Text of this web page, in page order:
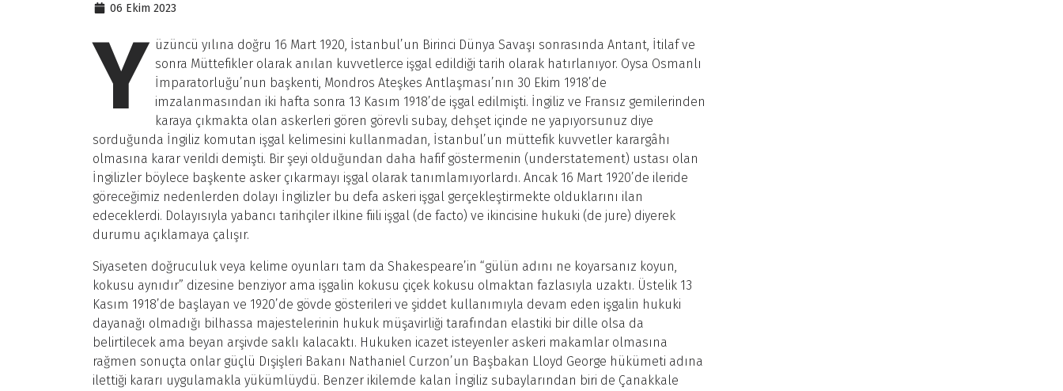
06 Ekim 2023
Y üzüncü yılına doğru 16 Mart 1920, İstanbul’un Birinci Dünya Savaşı sonrasında Antant, İtilaf ve
sonra Müttefikler olarak anılan kuvvetlerce işgal edildiği tarih olarak hatırlanıyor. Oysa Osmanlı
İmparatorluğu’nun başkenti, Mondros Ateşkes Antlaşması’nın 30 Ekim 1918’de
imzalanmasından iki hafta sonra 13 Kasım 1918’de işgal edilmişti. İngiliz ve Fransız gemilerinden
karaya çıkmakta olan askerleri gören görevli subay, dehşet içinde ne yapıyorsunuz diye
sorduğunda İngiliz komutan işgal kelimesini kullanmadan, İstanbul’un müttefik kuvvetler karargâhı
olmasına karar verildi demişti. Bir şeyi olduğundan daha hafif göstermenin (understatement) ustası olan
İngilizler böylece başkente asker çıkarmayı işgal olarak tanımlamıyorlardı. Ancak 16 Mart 1920’de ileride
göreceğimiz nedenlerden dolayı İngilizler bu defa askeri işgal gerçekleştirmekte olduklarını ilan
edeceklerdi. Dolayısıyla yabancı tarihçiler ilkine fiili işgal (de facto) ve ikincisine hukuki (de jure) diyerek
durumu açıklamaya çalışır.
Siyaseten doğruculuk veya kelime oyunları tam da Shakespeare’in “gülün adını ne koyarsanız koyun,
kokusu aynıdır” dizesine benziyor ama işgalin kokusu çiçek kokusu olmaktan fazlasıyla uzaktı. Üstelik 13
Kasım 1918’de başlayan ve 1920’de gövde gösterileri ve şiddet kullanımıyla devam eden işgalin hukuki
dayanağı olmadığı bilhassa majestelerinin hukuk müşavirliği tarafından elastiki bir dille olsa da
belirtilecek ama beyan arşivde saklı kalacaktı. Hukuken icazet isteyenler askeri makamlar olmasına
rağmen sonuçta onlar güçlü Dışişleri Bakanı Nathaniel Curzon’un Başbakan Lloyd George hükümeti adına
ilettiği kararı uygulamakla yükümlüydü. Benzer ikilemde kalan İngiliz subaylarından biri de Çanakkale